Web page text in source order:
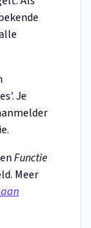
Je
Functie
Meer